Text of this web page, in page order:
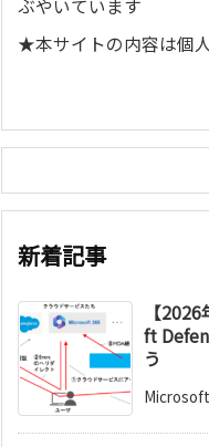
ぶやいています
★本サイトの内容は個
新着記事
【
ft
う